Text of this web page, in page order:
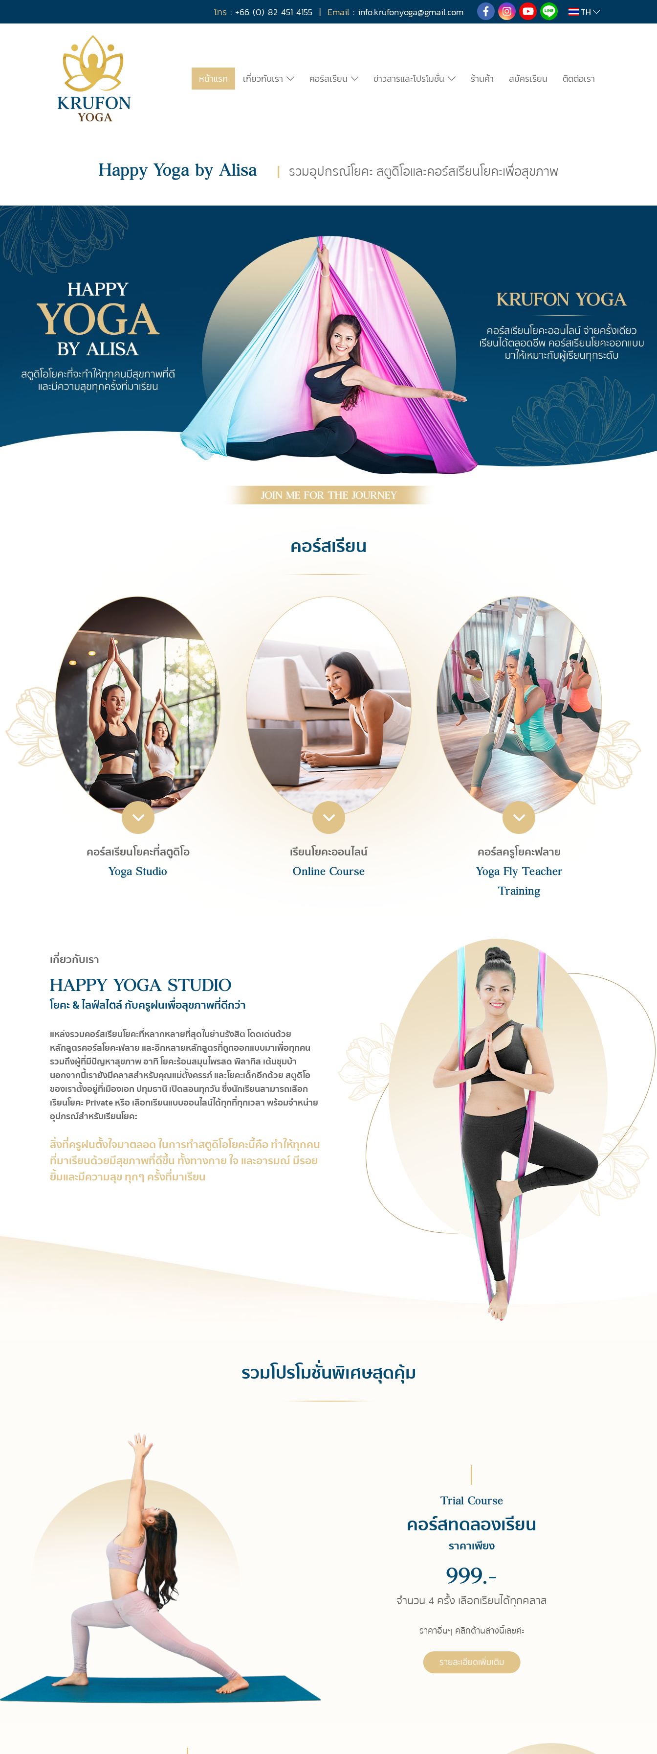
โทร : +66 (0) 82 451 4155| Email : info.krufonyoga@gmail.com TH
หน้าแรก เกี่ยวกับเรา คอร์สเรียน ข่าวสารและโปรโมชั่น ร้านค้า สมัครเรียน ติดต่อเรา
Happy Yoga by Alisa | รวมอุปกรณ์โยคะ สตูดิโอและคอร์สเรียนโยคะเพื่อสุขภาพ
คอร์สเรียน
คอร์สเรียนโยคะที่สตูดิโอ
Yoga Studio
เรียนโยคะออนไลน์
Online Course
คอร์สครูโยคะฟลาย
Yoga Fly Teacher
Training
เกี่ยวกับเรา
HAPPY YOGA STUDIO
โยคะ & ไลฟ์สไตล์ กับครูฝนเพื่อสุขภาพที่ดีกว่า
แหล่งรวมคอร์สเรียนโยคะที่หลากหลายที่สุดในย่านรังสิต โดดเด่นด้วย
หลักสูตรคอร์สโยคะฟลาย และอีกหลายหลักสูตรที่ถูกออกแบบมาเพื่อทุกคน
รวมถึงผู้ที่มีปัญหาสุขภาพ อาทิ โยคะร้อนสมุนไพรสด พิลาทิส เต้นชุมบ้า
นอกจากนี้เรายังมีคลาสสำหรับคุณแม่ตั้งครรภ์ และโยคะเด็กอีกด้วย สตูดิโอ
ของเราตั้งอยู่ที่เมืองเอก ปทุมธานี เปิดสอนทุกวัน ซึ่งนักเรียนสามารถเลือก
เรียนโยคะ Private หรือ เลือกเรียนแบบออนไลน์ได้ทุกที่ทุกเวลา พร้อมจำหน่าย
อุปกรณ์สำหรับเรียนโยคะ
สิ่งที่ครูฝนตั้งใจมาตลอด ในการทำสตูดิโอโยคะนี้คือ ทำให้ทุกคน
ที่มาเรียนด้วยมีสุขภาพที่ดีขึ้น ทั้งทางกาย ใจ และอารมณ์ มีรอย
ยิ้มและมีความสุข ทุกๆ ครั้งที่มาเรียน
รวมโปรโมชั่นพิเศษสุดคุ้ม
Trial Course
คอร์สทดลองเรียน
ราคาเพียง
999.-
จำนวน 4 ครั้ง เลือกเรียนได้ทุกคลาส
ราคาอื่นๆ คลิกด้านล่างนี้เลยค่ะ